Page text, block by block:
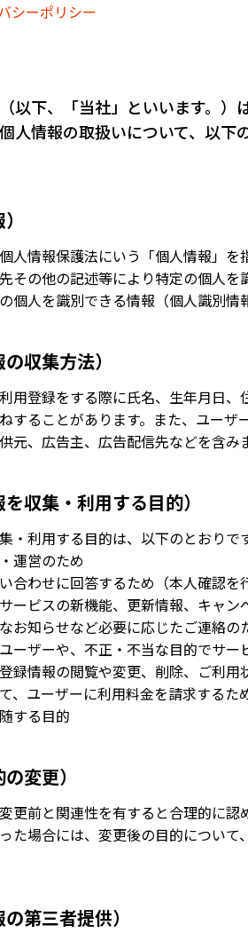
シーポリシー
（以下、「当社」といいます。
人情報の取扱いについて、以下
個人情報保護法にいう「個人情報」
その他の記述等により特定の個人
個人を識別できる情報（個人識別情
収集方法）
用登録をする際に氏名、生年月日
することがあります。また、ユー
元、広告主、広告配信先などを含み
収集・利用する目的）
・利用する目的は、以下のとおりです
運営のため
合わせに回答するため（本人確認を
ービスの新機能、更新情報、キャ
お知らせなど必要に応じたご連絡の
ーザーや、不正・不当な目的でサ
録情報の閲覧や変更、削除、ご利用
、ユーザーに利用料金を請求するた
する目的
変更）
更前と関連性を有すると合理的に認
た場合には、変更後の目的につい
第三者提供）